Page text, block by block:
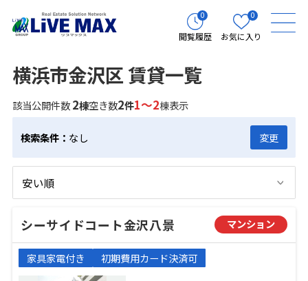
0
閲覧履歴
0
お気に入り
横浜市金沢区 賃貸一覧
該当公開件数2棟空き数2件1～2棟表示
検索条件： なし 変更
シーサイドコート金沢八景 マンション
家具家電付き 初期費用カード決済可